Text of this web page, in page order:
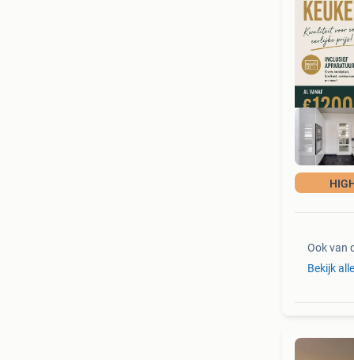
Ook van
Bekijk